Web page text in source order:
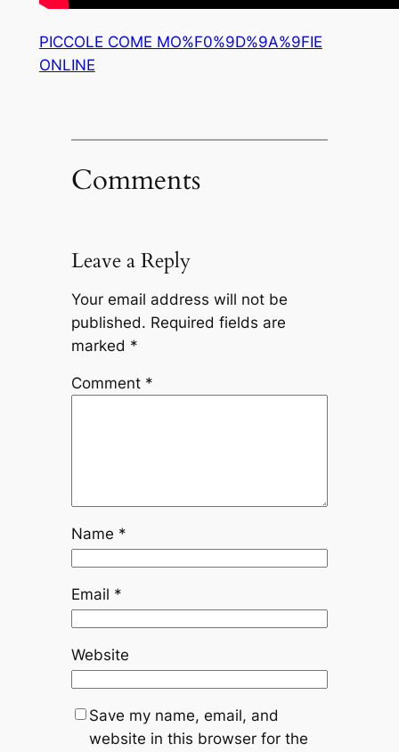
PICCOLE COME MO%F0%9D%9A%9FIE
ONLINE
Comments
Leave a Reply
Your email address will not be
published. Required fields are
marked *
Comment *
Name *
Email *
Website
Save my name, email, and
website in this browser for the